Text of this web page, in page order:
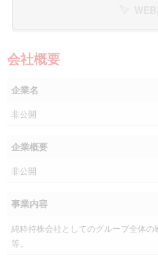
会社概要
企業名
非公開
企業概要
非公開
事業内容
純粋持株会社としてのグループ全体
等。